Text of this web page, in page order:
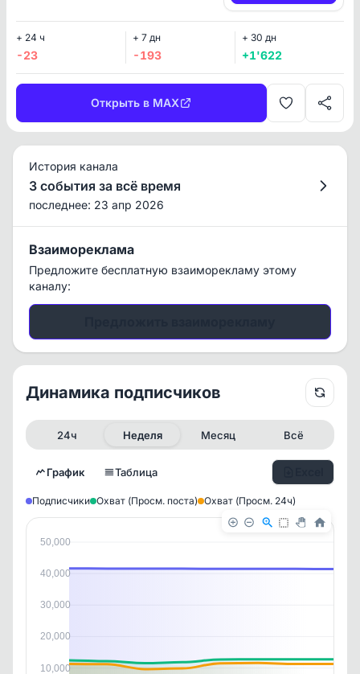
+ 24 ч
-23
+ 7 дн
-193
+ 30 дн
+1'622
Открыть в MAX
История канала
3 события за всё время
последнее: 23 апр 2026
Взаимореклама
Предложите бесплатную взаиморекламу этому
каналу:
✕ ✕
✕
✕
Динамика подписчиков
24ч Неделя Месяц Всё
График Таблица
Подписчики Охват (Просм. поста) Охват (Просм. 24ч)
50,000
40,000
30,000
20,000
10,000